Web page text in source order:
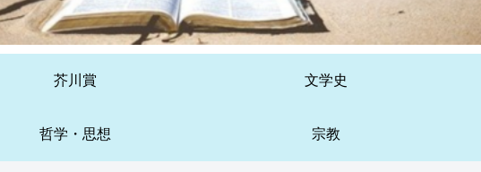
芥川賞 文学史
哲学・思想 宗教